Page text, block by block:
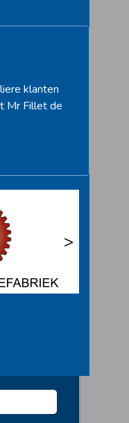
klanten
Mr Fillet de
>